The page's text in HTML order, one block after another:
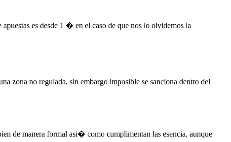
es desde 1 � en el caso de que nos lo olvidemos la
zona no regulada, sin embargo imposible se sanciona dentro del
de manera formal asi� como cumplimentan las esencia, aunque